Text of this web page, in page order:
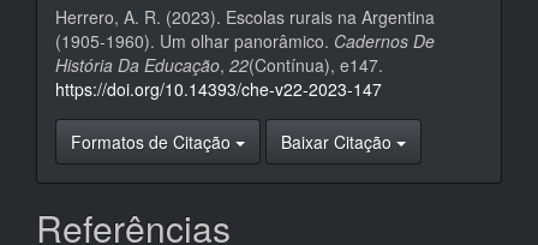
Herrero, A. R. (2023). Escolas rurais na Argentina
(1905-1960). Um olhar panorâmico. Cadernos De
História Da Educação, 22(Contínua), e147.
https://doi.org/10.14393/che-v22-2023-147
Formatos de Citação Baixar Citação
Referências